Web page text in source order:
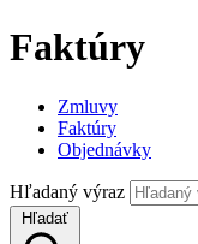
Faktúry
Zmluvy
Faktúry
Objednávky
Hľadaný výraz
Hľadať